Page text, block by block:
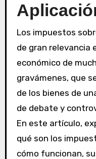
Los impuestos
de gran relevancia
económico de
gravámenes, que
de los bienes de
de debate y
En este artículo,
qué son los
cómo funcionan,